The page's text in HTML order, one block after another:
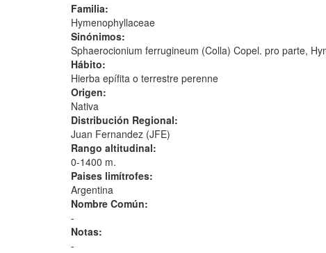
Familia:
Hymenophyllaceae
Sinónimos:
Sphaerocionium ferrugineum (Colla) Copel. pro parte,
Hábito:
Hierba epífita o terrestre perenne
Origen:
Nativa
Distribución Regional:
Juan Fernandez (JFE)
Rango altitudinal:
0-1400 m.
Paises limítrofes:
Argentina
Nombre Común:
-
Notas:
-